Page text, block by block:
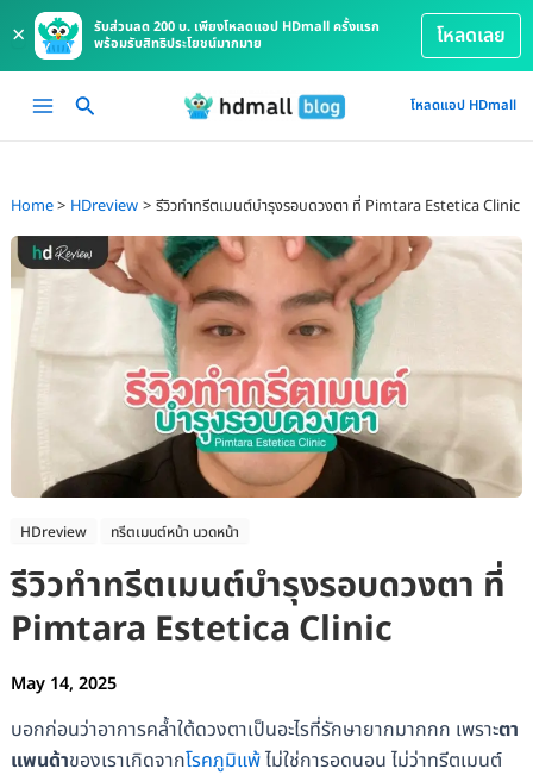
×
รับส่วนลด 200 บ. เพียงโหลดแอป HDmall ครั้งแรก
พร้อมรับสิทธิประโยชน์มากมาย
โหลดเลย
Main
โหลดแอป HDmall
Home HDreview รีวิวทำทรีตเมนต์บำรุงรอบดวงตา ที่ Pimtara Estetica Clinic
HDreview ทรีตเมนต์หน้า นวดหน้า
รีวิวทำทรีตเมนต์บำรุงรอบดวงตา ที่
Pimtara Estetica Clinic
May 14, 2025
บอกก่อนว่าอาการคล้ำใต้ดวงตาเป็นอะไรที่รักษายากมากกก เพราะตา
แพนด้าของเราเกิดจากโรคภูมิแพ้ไม่ใช่การอดนอน ไม่ว่าทรีตเมนต์